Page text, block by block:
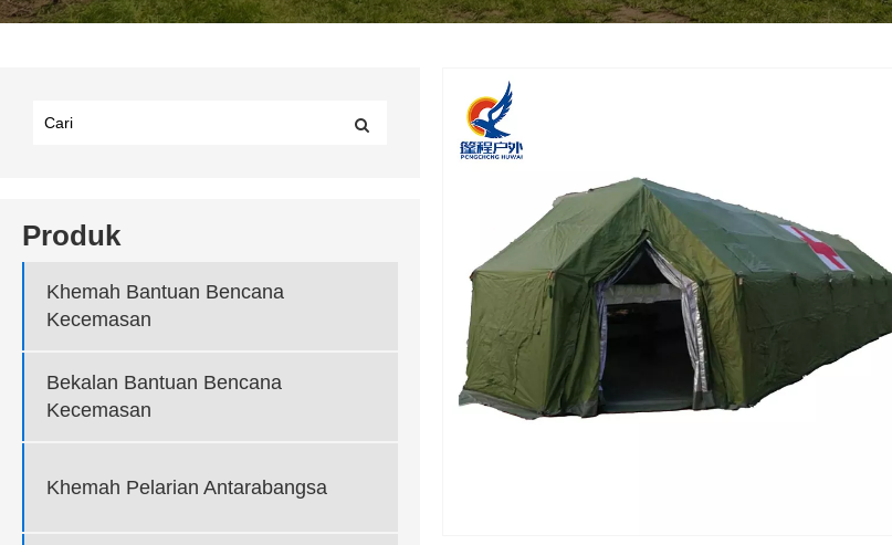
Produk
Khemah Bantuan Bencana
Kecemasan
Bekalan Bantuan Bencana
Kecemasan
Khemah Pelarian Antarabangsa